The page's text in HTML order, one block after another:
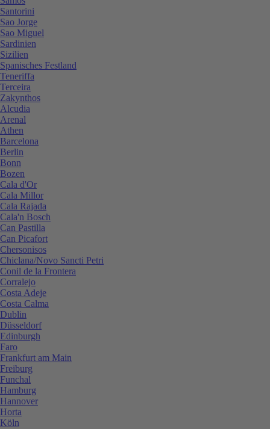
Santorini
Sao Jorge
Sao Miguel
Sardinien
Sizilien
Spanisches Festland
Teneriffa
Terceira
Zakynthos
Alcudia
Arenal
Athen
Barcelona
Berlin
Bonn
Bozen
Cala d'Or
Cala Millor
Cala Rajada
Cala'n Bosch
Can Pastilla
Can Picafort
Chersonisos
Chiclana/Novo Sancti Petri
Conil de la Frontera
Corralejo
Costa Adeje
Costa Calma
Dublin
Düsseldorf
Edinburgh
Faro
Frankfurt am Main
Freiburg
Funchal
Hamburg
Hannover
Horta
Köln